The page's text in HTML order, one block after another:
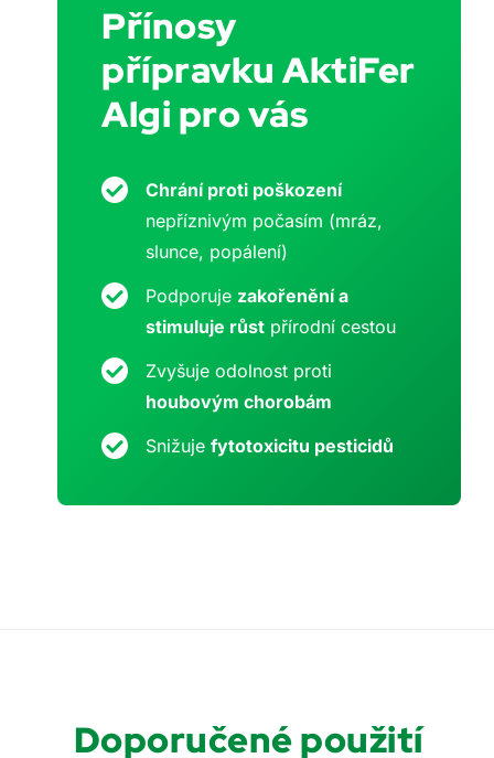
Přínosy
přípravku AktiFer
Algi pro vás
Chrání proti poškození
nepříznivým počasím (mráz,
slunce, popálení)
Podporuje zakořenění a
stimuluje růst přírodní cestou
Zvyšuje odolnost proti
houbovým chorobám
Snižuje fytotoxicitu pesticidů
Doporučené použití